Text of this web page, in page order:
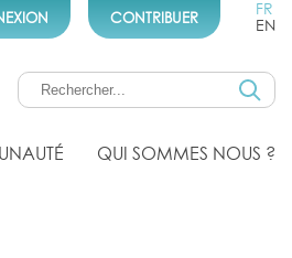
CONTRIBUER
FR
EN
QUI SOMMES NOUS ?